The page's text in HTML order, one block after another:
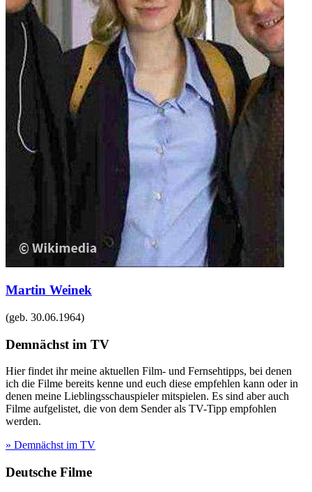
Martin Weinek
(geb. 30.06.1964)
Demnächst im TV
Hier findet ihr meine aktuellen Film- und Fernsehtipps, bei denen
ich die Filme bereits kenne und euch diese empfehlen kann oder in
denen meine Lieblingsschauspieler mitspielen. Es sind aber auch
Filme aufgelistet, die von dem Sender als TV-Tipp empfohlen
werden.
» Demnächst im TV
Deutsche Filme